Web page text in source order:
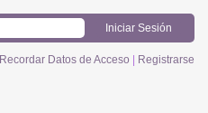
Recordar Datos de Acceso Registrarse